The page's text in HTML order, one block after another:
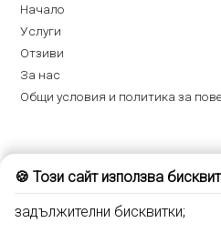
🍪 Този сайт използва
задължителни бисквитки;
Начало
Услуги
Отзиви
За нас
Общи условия и политика за
Записване на час
Ноктопластика